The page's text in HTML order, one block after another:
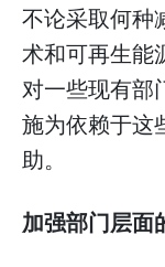
不论采取何种
术和可再生能
对一些现有部
施为依赖于这
助。
加强部门层面